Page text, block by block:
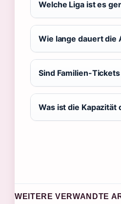
Welche Liga ist es
Wie lange dauert die
Sind Familien-
Was ist die Kapazität
WEITERE VERWANDTE